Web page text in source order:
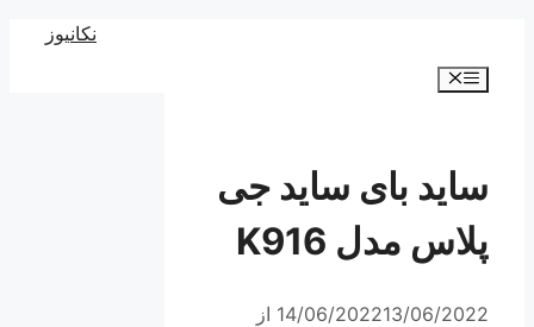
نکانیوز
فهرست
ساید بای‌ ساید جی
پلاس مدل K916
14/06/202213/06/2022
از